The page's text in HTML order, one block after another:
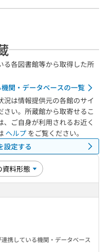
る各図書館等から取得した所
関・データベースの一覧
は情報提供元の各館のサイ
さい。所蔵館から取寄せるこ
ご自身が利用されるお近く
ヘルプ をご覧ください。
設定する
携している機関・データベース